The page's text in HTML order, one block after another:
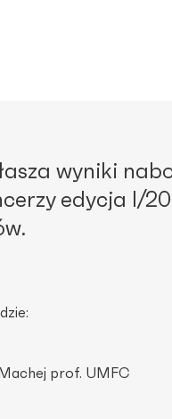
wyniki
edycja I/
prof. UMFC